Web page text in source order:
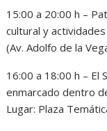
15:00 a 20:00 h –
cultural y
(Av. Adolfo de la
16:00 a 18:00 h – El
enmarcado dentro
Lugar: Plaza